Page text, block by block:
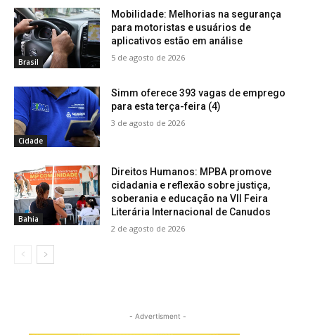
Brasil
Mobilidade: Melhorias na segurança
para motoristas e usuários de
aplicativos estão em análise
5 de agosto de 2026
Cidade
Simm oferece 393 vagas de emprego
para esta terça-feira (4)
3 de agosto de 2026
Bahia
Direitos Humanos: MPBA promove
cidadania e reflexão sobre justiça,
soberania e educação na VII Feira
Literária Internacional de Canudos
2 de agosto de 2026
- Advertisment -